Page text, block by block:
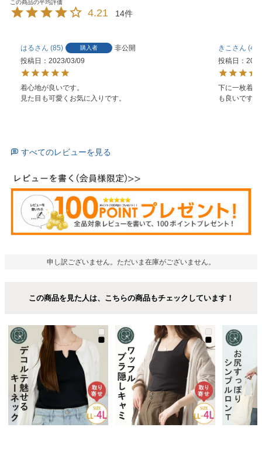
4.21 14
はる 85 購入者
非公開
投稿日
2023/03/09
着心地が良いです。
見た目も可愛くお気に入りです。
きこ
43
投稿日
下に一枚着
も良いです。
すべてのレビューを見る
申し訳ございません。ただいま在庫がございません。
この商品を見た人は、こちらの商品もチェックしています！